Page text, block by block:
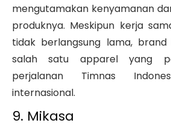
mengutamakan kenyamanan
produknya. Meskipun kerja
tidak berlangsung lama,
salah satu apparel yang
perjalanan Timnas
internasional.
9. Mikasa